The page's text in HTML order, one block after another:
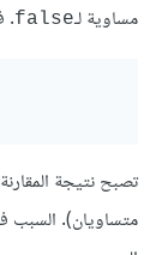
مساوية لـfalse
.
تصبح نتيجة المقارنة
متساويان). السبب